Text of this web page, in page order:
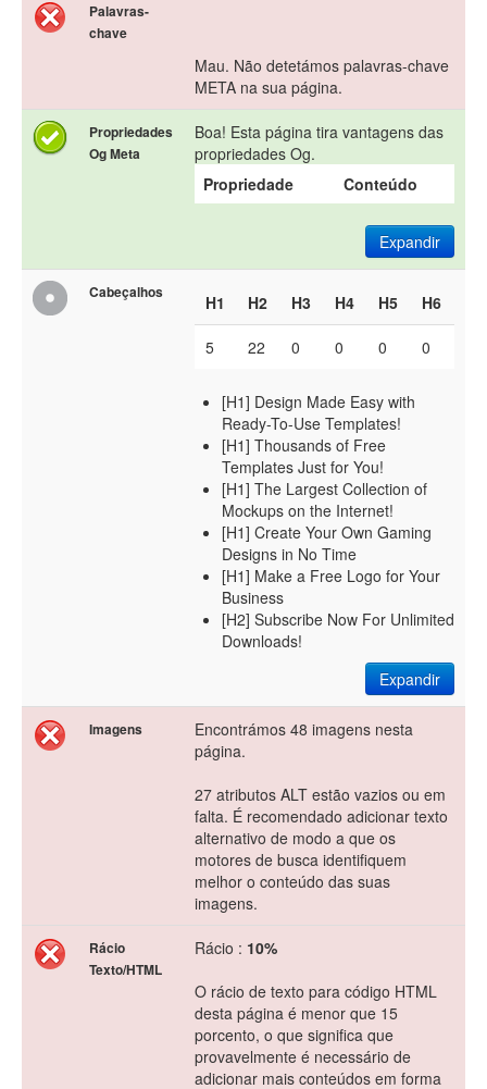
Palavras-
chave
Mau. Não detetámos palavras-chave
META na sua página.
Propriedades
Og Meta
Boa! Esta página tira vantagens das
propriedades Og.
Propriedade
Conteúdo
Expandir
Cabeçalhos H1 H2 H3 H4 H5 H6
5 22 0 0 0 0
[H1] Design Made Easy with
Ready-To-Use Templates!
[H1] Thousands of Free
Templates Just for You!
[H1] The Largest Collection of
Mockups on the Internet!
[H1] Create Your Own Gaming
Designs in No Time
[H1] Make a Free Logo for Your
Business
[H2] Subscribe Now For Unlimited
Downloads!
Expandir
Imagens
Encontrámos 48 imagens nesta
página.
27 atributos ALT estão vazios ou em
falta. É recomendado adicionar texto
alternativo de modo a que os
motores de busca identifiquem
melhor o conteúdo das suas
imagens.
Rácio
Texto/HTML
Rácio : 10%
O rácio de texto para código HTML
desta página é menor que 15
porcento, o que significa que
provavelmente é necessário de
adicionar mais conteúdos em forma